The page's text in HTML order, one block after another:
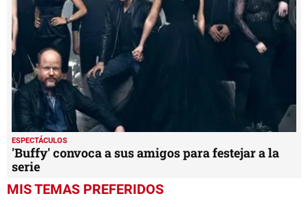
ESPECTÁCULOS
'Buffy' convoca a sus amigos para festejar a la
serie
MIS TEMAS PREFERIDOS